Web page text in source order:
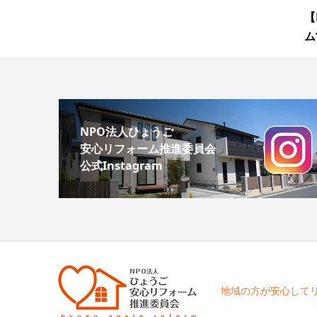
NPO法人ひょうご
安心リフォーム推進委員会
公式Instagram
地域の方が安心して